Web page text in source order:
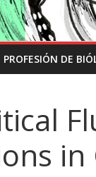
PROFESIÓN DE